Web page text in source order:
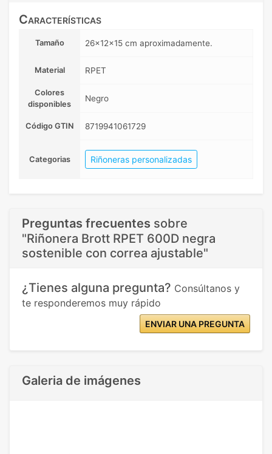
Características
Tamaño 26x12x15 cm aproximadamente.
Material RPET
Colores
disponibles
Negro
Código GTIN 8719941061729
Categorias Riñoneras personalizadas
Preguntas frecuentes sobre
"Riñonera Brott RPET 600D negra
sostenible con correa ajustable"
¿Tienes alguna pregunta? Consúltanos y
te responderemos muy rápido
ENVIAR UNA PREGUNTA
Galeria de imágenes